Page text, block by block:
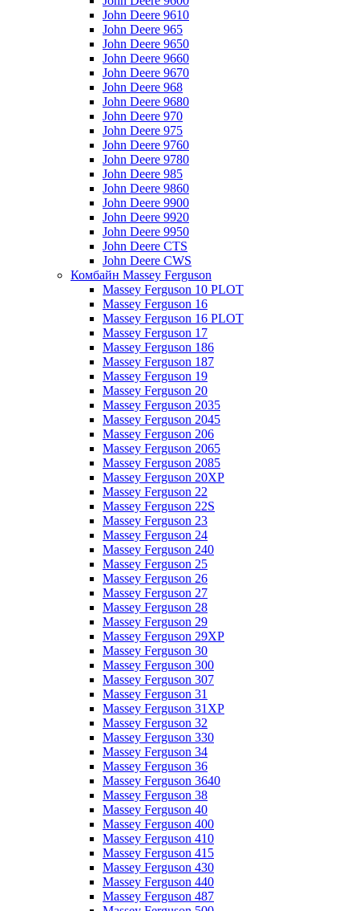
John Deere 9610
John Deere 965
John Deere 9650
John Deere 9660
John Deere 9670
John Deere 968
John Deere 9680
John Deere 970
John Deere 975
John Deere 9760
John Deere 9780
John Deere 985
John Deere 9860
John Deere 9900
John Deere 9920
John Deere 9950
John Deere CTS
John Deere CWS
Комбайн Massey Ferguson
Massey Ferguson 10 PLOT
Massey Ferguson 16
Massey Ferguson 16 PLOT
Massey Ferguson 17
Massey Ferguson 186
Massey Ferguson 187
Massey Ferguson 19
Massey Ferguson 20
Massey Ferguson 2035
Massey Ferguson 2045
Massey Ferguson 206
Massey Ferguson 2065
Massey Ferguson 2085
Massey Ferguson 20XP
Massey Ferguson 22
Massey Ferguson 22S
Massey Ferguson 23
Massey Ferguson 24
Massey Ferguson 240
Massey Ferguson 25
Massey Ferguson 26
Massey Ferguson 27
Massey Ferguson 28
Massey Ferguson 29
Massey Ferguson 29XP
Massey Ferguson 30
Massey Ferguson 300
Massey Ferguson 307
Massey Ferguson 31
Massey Ferguson 31XP
Massey Ferguson 32
Massey Ferguson 330
Massey Ferguson 34
Massey Ferguson 36
Massey Ferguson 3640
Massey Ferguson 38
Massey Ferguson 40
Massey Ferguson 400
Massey Ferguson 410
Massey Ferguson 415
Massey Ferguson 430
Massey Ferguson 440
Massey Ferguson 487